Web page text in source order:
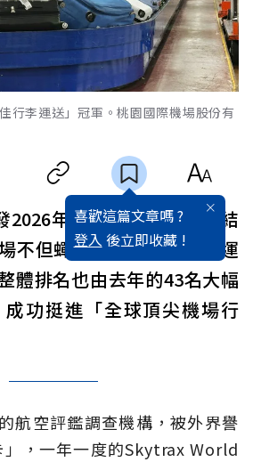
行李運送」冠軍。桃園國際機場股份有
喜歡這篇文章嗎 ?
登入 後立即收藏 !
年最佳百大機場評選結
不但蟬聯「全球最佳行李運
體排名也由去年的43名大幅
功挺進「全球頂尖機場行
航空評鑑調查機構，被外界譽
，一年一度的Skytrax World